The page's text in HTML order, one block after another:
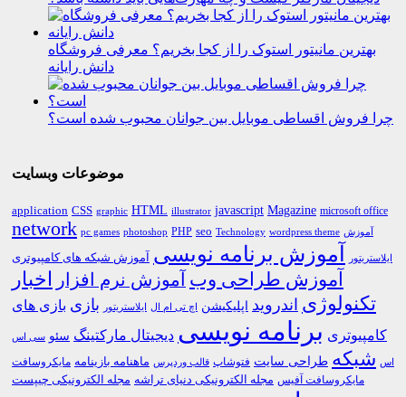
بهترین مانیتور استوک را از کجا بخریم؟ معرفی فروشگاه
دانش رایانه
چرا فروش اقساطی موبایل بین جوانان محبوب شده است؟
موضوعات وبسایت
application CSS graphic HTML illustrator javascript Magazine microsoft office
network pc games photoshop PHP seo Technology wordpress theme آموزش
ایلاستریتور آموزش برنامه نویسی آموزش شبکه های کامپیوتری
آموزش طراحی وب آموزش نرم افزار اخبار
تکنولوژی اندروید اپلیکیشن اچ تی ام ال ایلاستریتور بازی بازی های
کامپیوتری برنامه نویسی دیجیتال مارکتینگ سئو سی اس
اس شبکه طراحی سایت فتوشاپ قالب وردپرس ماهنامه بازینامه مایکروسافت
مایکروسافت آفیس مجله الکترونیکی دنیای تراشه مجله الکترونیکی چیپست